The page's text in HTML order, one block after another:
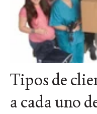
Tipos de
a cada uno